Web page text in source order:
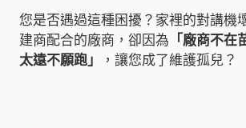
監視器安裝維修-實績案例
您是否遇過這種困擾？家裡的對講機
建商配合的廠商，卻因為 「廠商不在
太遠不願跑」
，讓您成了維護孤兒？